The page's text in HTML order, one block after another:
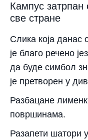
​Кампус
све стране
Слика која данас
је благо речено
да буде симбол
је претворен у
​Разбацане
површинама.
​Разапети шатори